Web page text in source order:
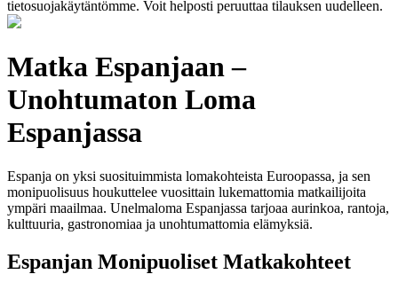
tietosuojakäytäntömme. Voit helposti peruuttaa tilauksen uudelleen.
Matka Espanjaan –
Unohtumaton Loma
Espanjassa
Espanja on yksi suosituimmista lomakohteista Euroopassa, ja sen
monipuolisuus houkuttelee vuosittain lukemattomia matkailijoita
ympäri maailmaa. Unelmaloma Espanjassa tarjoaa aurinkoa, rantoja,
kulttuuria, gastronomiaa ja unohtumattomia elämyksiä.
Espanjan Monipuoliset Matkakohteet